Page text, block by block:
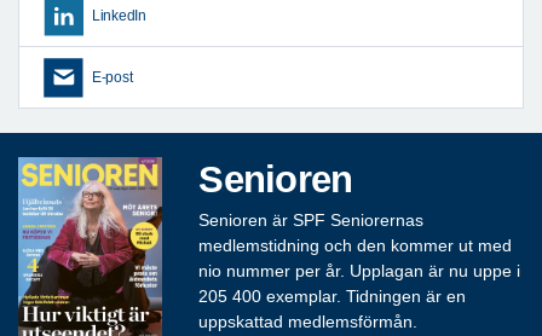
LinkedIn
E-post
Senioren
Senioren är SPF Seniorernas
medlemstidning och den kommer ut med
nio nummer per år. Upplagan är nu uppe i
205 400 exemplar. Tidningen är en
uppskattad medlemsförmån.